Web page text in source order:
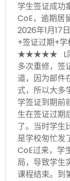
学生签证成功
CoE，逾期
2026年1月17
+签证过期+
★★★★★ L同
多次重修，签
道，因为邮件
式，所以大多
学签证到期前
生在签证过期
了。当时学生
是学校匆忙发
CoE过来，学
局，导致学生
课程结束。到